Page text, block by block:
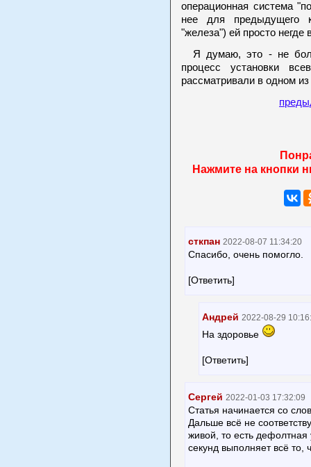
операционная система
нее для предыдущего
"железа") ей просто негде
Я думаю, это - не
процесс установки
рассматривали в одном
Нажмите на кнопки
сткпан 2022-08-07 11:34:20
Спасибо, очень помогло.
[Ответить]
Андрей 2022-08-29
На здоровье
[Ответить]
Сергей 2022-01-03 17:32:09
Статья начинается со
Дальше всё не
живой, то есть дефолтная
секунд выполняет всё то,